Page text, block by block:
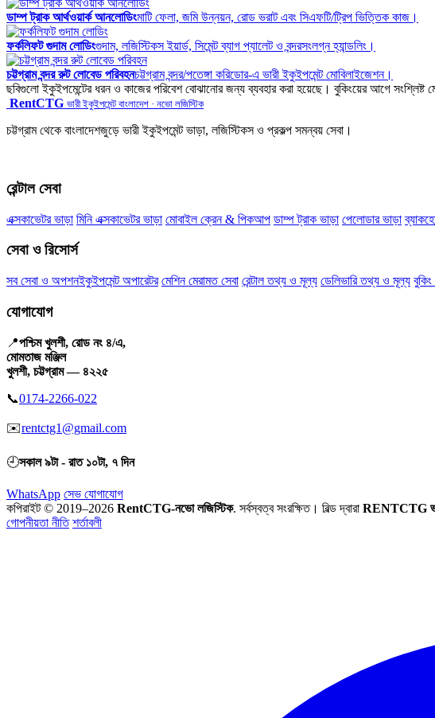
ডাম্প ট্রাক আর্থওয়ার্ক আনলোডিংমাটি ফেলা, জমি উন্নয়ন, রোড ভরাট এবং সিএফটি/ট্রিপ ভিত্তিক কাজ।
ফর্কলিফট গুদাম লোডিংগুদাম, লজিস্টিকস ইয়ার্ড, সিমেন্ট ব্যাগ প্যালেট ও বন্দরসংলগ্ন হ্যান্ডলিং।
চট্টগ্রাম বন্দর রুট লোবেড পরিবহনচট্টগ্রাম বন্দর/পতেঙ্গা করিডোর-এ ভারী ইকুইপমেন্ট মোবিলাইজেশন।
ছবিগুলো ইকুইপমেন্টের ধরন ও কাজের পরিবেশ বোঝানোর জন্য ব্যবহার করা হয়েছে। বুকিংয়ের আগে সংশ্লিষ্ট
RentCTG ভারী ইকুইপমেন্ট বাংলাদেশ · নভো লজিস্টিক
চট্টগ্রাম থেকে বাংলাদেশজুড়ে ভারী ইকুইপমেন্ট ভাড়া, লজিস্টিকস ও প্রকল্প সমন্বয় সেবা।
রেন্টাল সেবা
এক্সকাভেটর ভাড়া মিনি এক্সকাভেটর ভাড়া মোবাইল ক্রেন & পিকআপ ডাম্প ট্রাক ভাড়া পেলোডার ভাড়া
সেবা ও রিসোর্স
সব সেবা ও অপশনইকুইপমেন্ট অপারেটর মেশিন মেরামত সেবা রেন্টাল তথ্য ও মূল্য ডেলিভারি তথ্য ও মূল্য
যোগাযোগ
📍পশ্চিম খুলশী, রোড নং ৪/এ,
মোমতাজ মঞ্জিল
খুলশী, চট্টগ্রাম — ৪২২৫
📞0174-2266-022
✉️rentctg1@gmail.com
🕘সকাল ৯টা - রাত ১০টা, ৭ দিন
WhatsApp সেভ যোগাযোগ
কপিরাইট © 2019–2026 RentCTG-নভো লজিস্টিক. সর্বস্বত্ব সংরক্ষিত। বিল্ড দ্বারা RENTCTG
গোপনীয়তা নীতি শর্তাবলী